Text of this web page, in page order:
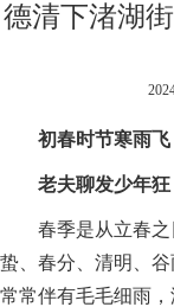
德清下渚湖
初春时节寒雨飞
老夫聊发少年狂
春季是从立春
蛰、春分、清明、
常常伴有毛毛细雨